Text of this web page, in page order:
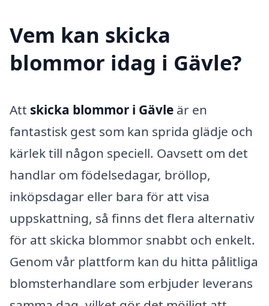
Vem kan skicka
blommor idag i Gävle?
Att skicka blommor i Gävle är en
fantastisk gest som kan sprida glädje och
kärlek till någon speciell. Oavsett om det
handlar om födelsedagar, bröllop,
inköpsdagar eller bara för att visa
uppskattning, så finns det flera alternativ
för att skicka blommor snabbt och enkelt.
Genom vår plattform kan du hitta pålitliga
blomsterhandlare som erbjuder leverans